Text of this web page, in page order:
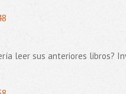
leer sus anteriores libros?